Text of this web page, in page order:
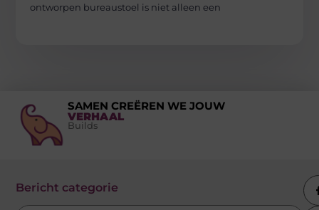
ontworpen bureaustoel is niet alleen een
SAMEN CREËREN WE JOUW
VERHAAL
Builds
Bericht categorie